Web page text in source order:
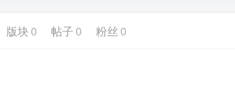
版块 0 帖子 0 粉丝 0